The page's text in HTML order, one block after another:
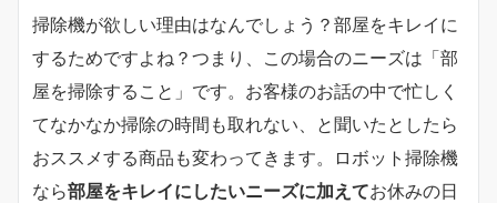
掃除機が欲しい理由はなんでしょう？部屋をキレイに
するためですよね？つまり、この場合のニーズは「部
屋を掃除すること」です。お客様のお話の中で忙しく
てなかなか掃除の時間も取れない、と聞いたとしたら
おススメする商品も変わってきます。ロボット掃除機
なら部屋をキレイにしたいニーズに加えてお休みの日